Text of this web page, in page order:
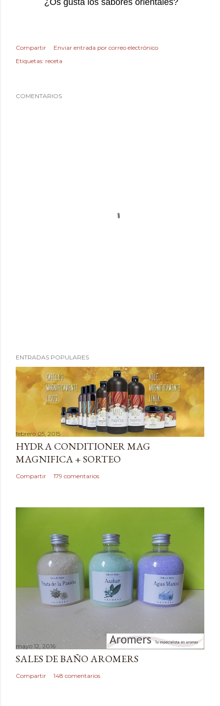
¿Os gusta los sabores orientales?
Compartir
Enviar entrada por correo electrónico
Etiquetas: receta
COMENTARIOS
ENTRADAS POPULARES
febrero 05, 2015
HYDRA CONDITIONER MAG
MAGNIFICA + SORTEO
Compartir 179 comentarios
mayo 12, 2016
SALES DE BAÑO AROMERS
Compartir 148 comentarios